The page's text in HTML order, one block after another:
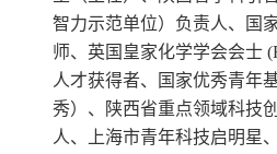
智力示范单位）负责人、国
师、英国皇家化学学会会士
人才获得者、国家优秀青年
秀）、陕西省重点领域科技
人、上海市青年科技启明星